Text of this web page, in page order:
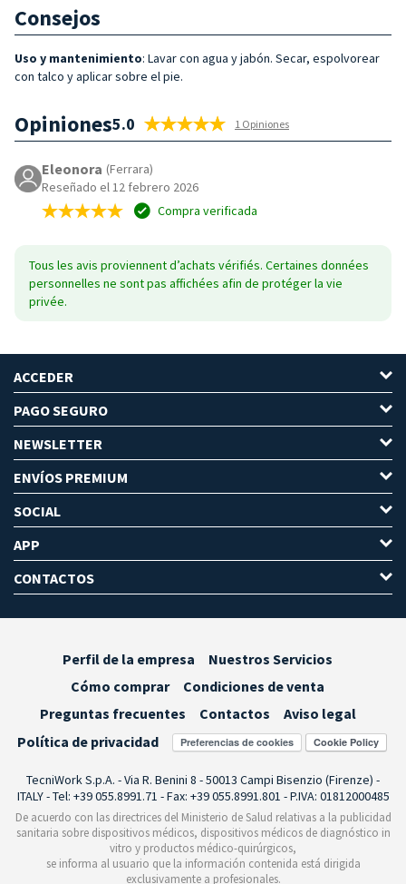
Consejos
Uso y mantenimiento: Lavar con agua y jabón. Secar, espolvorear
con talco y aplicar sobre el pie.
Opiniones5.0 1 Opiniones
Eleonora (Ferrara)
Reseñado el 12 febrero 2026
Compra verificada
Tous les avis proviennent d’achats vérifiés. Certaines données
personnelles ne sont pas affichées afin de protéger la vie
privée.
ACCEDER
PAGO SEGURO
NEWSLETTER
ENVÍOS PREMIUM
SOCIAL
APP
CONTACTOS
Perfil de la empresa
Nuestros Servicios
Cómo comprar
Condiciones de venta
Preguntas frecuentes
Contactos
Aviso legal
Política de privacidad
Preferencias de cookies
TecniWork S.p.A. - Via R. Benini 8 - 50013 Campi Bisenzio (Firenze) -
ITALY - Tel: +39 055.8991.71 - Fax: +39 055.8991.801 - P.IVA: 01812000485
De acuerdo con las directrices del Ministerio de Salud relativas a la publicidad
sanitaria sobre dispositivos médicos, dispositivos médicos de diagnóstico in
vitro y productos médico-quirúrgicos,
se informa al usuario que la información contenida está dirigida
exclusivamente a profesionales.